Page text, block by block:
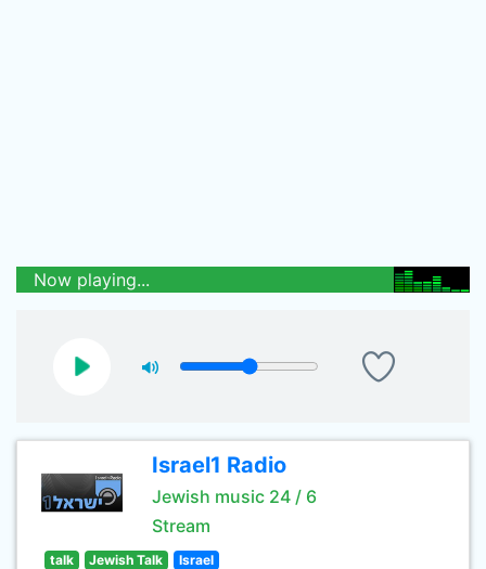
Now playing...
Israel1 Radio
Jewish music 24 / 6
Stream
talk Jewish Talk Israel